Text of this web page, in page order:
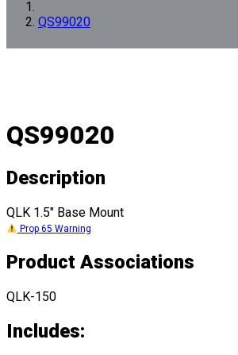
QS99020
QS99020
Description
QLK 1.5" Base Mount
Prop 65 Warning
Product Associations
QLK-150
Includes: